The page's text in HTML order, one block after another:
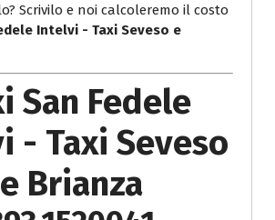
Scrivilo e noi calcoleremo il costo
Intelvi - Taxi Seveso e
San Fedele
- Taxi Seveso
e Brianza